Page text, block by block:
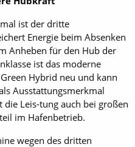
ist der dritte
Energie beim Absenken
Anheben für den Hub der
ist das moderne
Hybrid neu und kann
Ausstattungsmerkmal
Leis-tung auch bei großen
im Hafenbetrieb.
wegen des dritten